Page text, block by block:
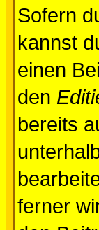
Sofern
kannst
einen
den
bereits
ferner